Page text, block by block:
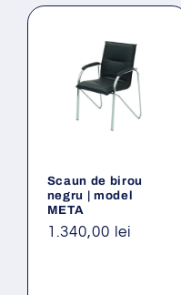
Scaun de birou
negru | model
META
Preț
1.340,00 lei